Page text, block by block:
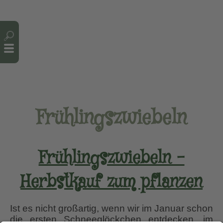
Frühlingszwiebeln
Frühlingszwiebeln –
Herbstkauf zum pflanzen
Ist es nicht großartig, wenn wir im Januar schon
die ersten Schneeglöckchen entdecken, im